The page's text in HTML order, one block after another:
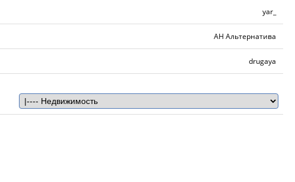
yar_
АН Альтернатива
drugaya